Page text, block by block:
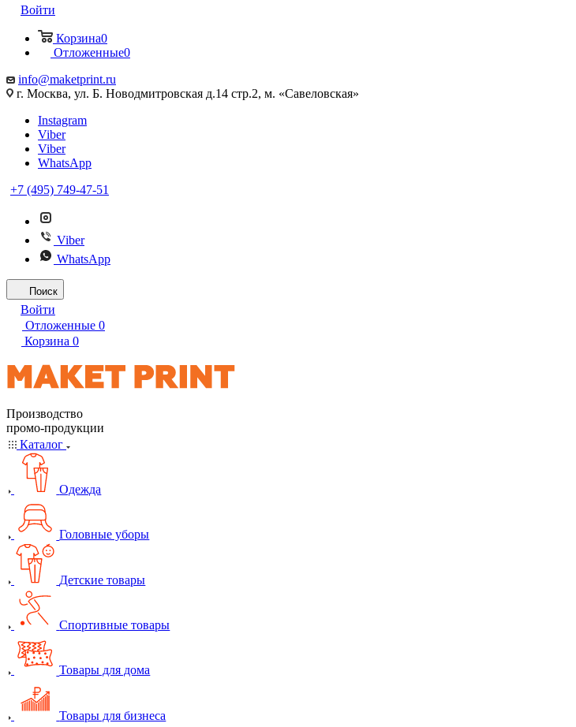
Войти
Корзина0
Отложенные0
info@maketprint.ru
г. Москва, ул. Б. Новодмитровская д.14 стр.2, м. «Савеловская»
Instagram
Viber
Viber
WhatsApp
+7 (495) 749-47-51
Viber
WhatsApp
Поиск
Войти
Отложенные 0
Корзина 0
Производство
промо-продукции
Каталог
Одежда
Головные уборы
Детские товары
Спортивные товары
Товары для дома
Товары для бизнеса